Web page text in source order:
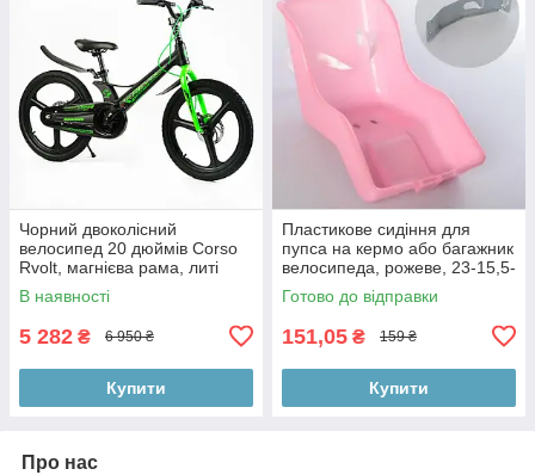
Чорний двоколісний
велосипед 20 дюймів Corso
Rvolt, магнієва рама, литі
диски, дискові гальма, зібрані
на
В наявності
5 282 ₴ 6 950 ₴
Купити
Пластикове сидіння для
пупса на кермо або багажник
велосипеда, рожеве, 23-15,5-
32 см
Готово до відправки
151,05 ₴ 159 ₴
Купити
Про нас